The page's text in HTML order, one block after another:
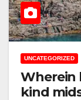
UNCATEGORIZED
Wherein
kind